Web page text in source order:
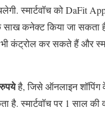
स्मार्टवॉच को DaFit
साख कनेक्ट किया जा सकता
भी कंट्रोल कर सकते हैं और
है, जिसे ऑनलाइन
है. स्मार्टवॉच पर 1 साल की